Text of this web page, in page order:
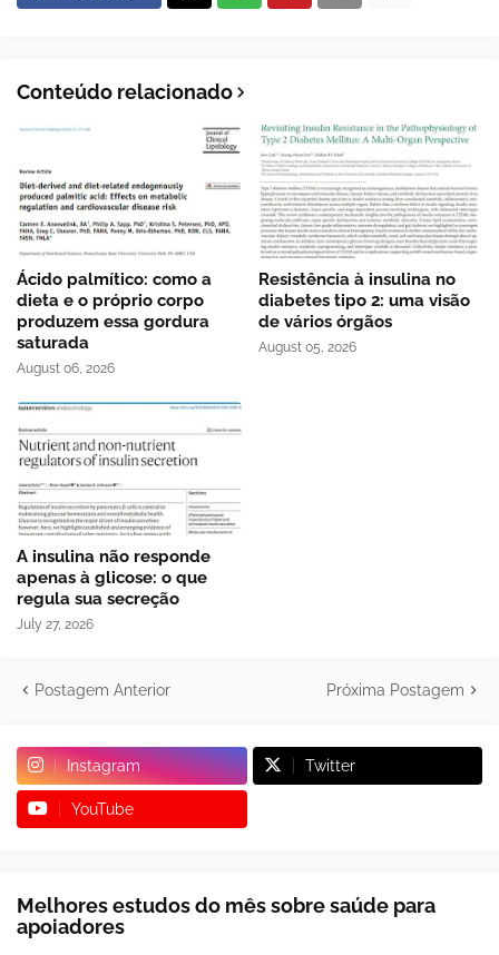
Conteúdo relacionado
Ácido palmítico: como a
dieta e o próprio corpo
produzem essa gordura
saturada
August 06, 2026
Resistência à insulina no
diabetes tipo 2: uma visão
de vários órgãos
August 05, 2026
A insulina não responde
apenas à glicose: o que
regula sua secreção
July 27, 2026
Postagem Anterior Próxima Postagem
Instagram Twitter
YouTube
Melhores estudos do mês sobre saúde para
apoiadores